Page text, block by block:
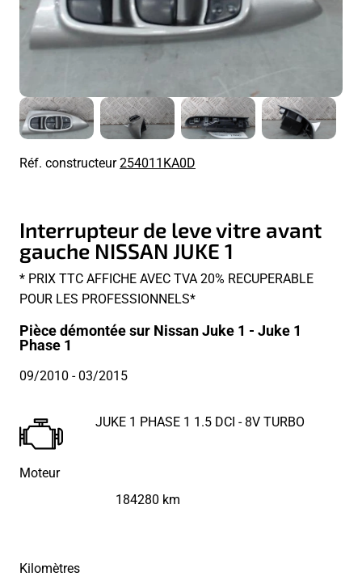
Réf. constructeur254011KA0D
Interrupteur de leve vitre avant
gauche NISSAN JUKE 1
* PRIX TTC AFFICHE AVEC TVA 20% RECUPERABLE
POUR LES PROFESSIONNELS*
Pièce démontée sur Nissan Juke 1 - Juke 1
Phase 1
09/2010 - 03/2015
Moteur
JUKE 1 PHASE 1 1.5 DCI - 8V TURBO
Kilomètres
184280 km